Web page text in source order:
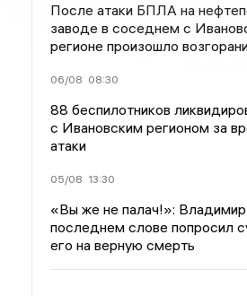
После атаки БПЛА на
заводе в соседнем с
регионе произошло
06/08 08:30
88 беспилотников
с Ивановским регионом за
атаки
05/08 13:30
«Вы же не палач!»: Владимир
последнем слове попросил
его на верную смерть